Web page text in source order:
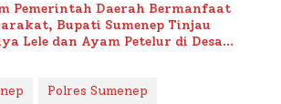
Pemerintah Daerah Bermanfaat
Bupati Sumenep Tinjau
Lele dan Ayam Petelur di Desa
Polres Sumenep